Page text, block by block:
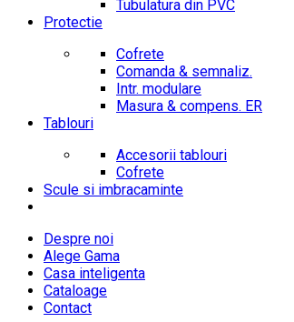
Tubulatura din PVC
Protectie
Cofrete
Comanda & semnaliz.
Intr. modulare
Masura & compens. ER
Tablouri
Accesorii tablouri
Cofrete
Scule si imbracaminte
Despre noi
Alege Gama
Casa inteligenta
Cataloage
Contact